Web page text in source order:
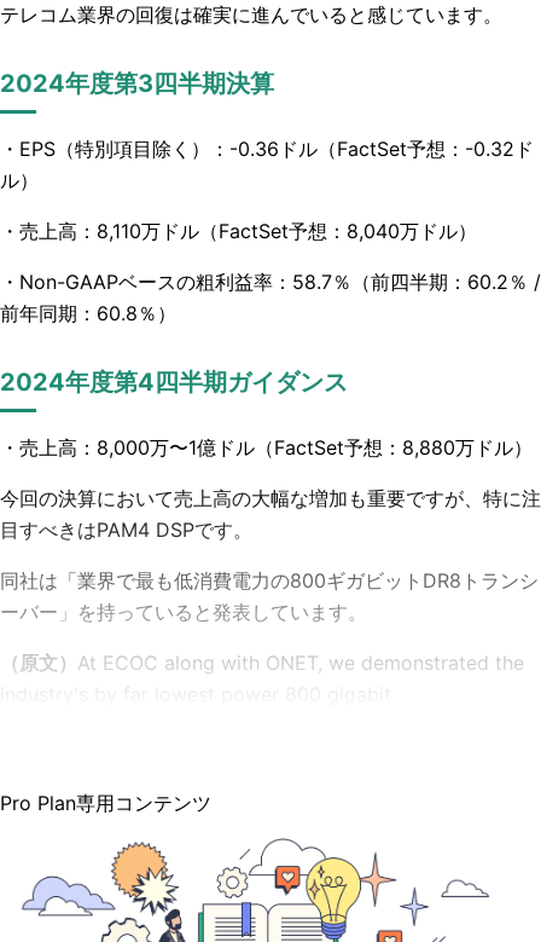
テレコム業界の回復は確実に進んでいると感じています。
2024年度第3四半期決算
・EPS（特別項目除く）：-0.36ドル（FactSet予想：-0.32ド
ル）
・売上高：8,110万ドル（FactSet予想：8,040万ドル）
・Non-GAAPベースの粗利益率：58.7％（前四半期：60.2％ /
前年同期：60.8％）
2024年度第4四半期ガイダンス
・売上高：8,000万〜1億ドル（FactSet予想：8,880万ドル）
今回の決算において売上高の大幅な増加も重要ですが、特に注
目すべきはPAM4 DSPです。
同社は「業界で最も低消費電力の800ギガビットDR8トランシ
ーバー」を持っていると発表しています。
（原文） At ECOC along with ONET, we demonstrated the
industry's by far lowest power 800 gigabit
Pro Plan専用コンテンツ